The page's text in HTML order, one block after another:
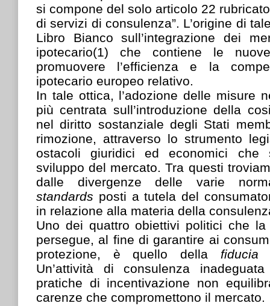
si compone del solo articolo 22 rubricato
di servizi di consulenza”. L’origine di
Libro Bianco sull’integrazione dei
ipotecario(1) che contiene le
promuovere l’efficienza e la
ipotecario europeo relativo.
In tale ottica, l’adozione delle misure
più centrata sull’introduzione della
nel diritto sostanziale degli Stati
rimozione, attraverso lo strumento
ostacoli giuridici ed economici che
sviluppo del mercato. Tra questi
dalle divergenze delle varie
standards posti a tutela del
in relazione alla materia della
Uno dei quattro obiettivi politici che la
persegue, al fine di garantire ai
protezione, è quello della fiducia
Un’attività di consulenza
pratiche di incentivazione non
carenze che compromettono il mercato.